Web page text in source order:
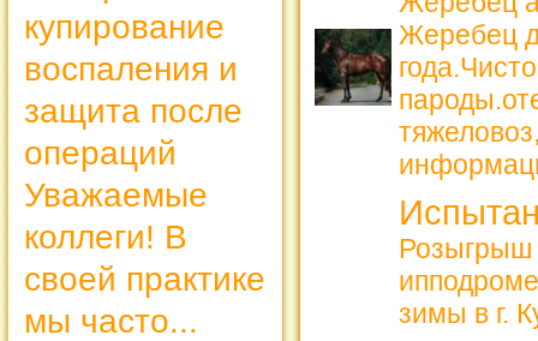
купирование
воспаления и
защита после
операций
Уважаемые
коллеги! В
своей практике
мы часто...
Жеребец
Розыгрыш
зимы в г.